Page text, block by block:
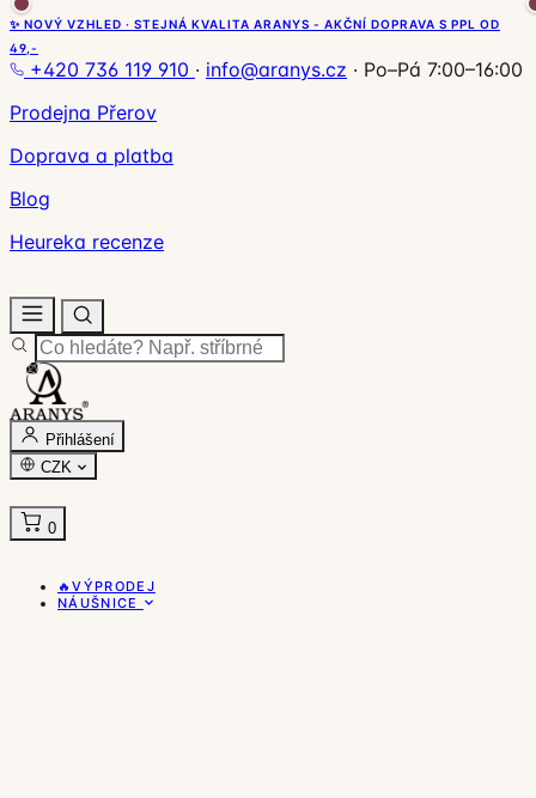
✨ NOVÝ VZHLED · STEJNÁ KVALITA ARANYS - AKČNÍ DOPRAVA S PPL OD
49,-
+420 736 119 910 · info@aranys.cz · Po–Pá 7:00–16:00
Prodejna Přerov
Doprava a platba
Blog
Heureka recenze
Přihlášení
CZK
0
🔥VÝPRODEJ
NÁUŠNICE